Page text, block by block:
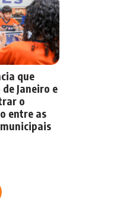
que
Janeiro e
o
entre as